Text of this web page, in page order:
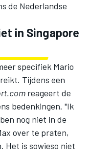
de Nederlandse
in Singapore
specifiek Mario
Tijdens een
reageert de
bedenkingen. "Ik
nog niet in de
over te praten,
Het is sowieso niet